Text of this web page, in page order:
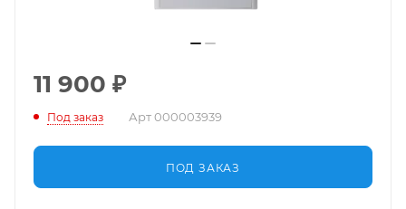
11 900 ₽
Под заказ Арт000003939
ПОД ЗАКАЗ